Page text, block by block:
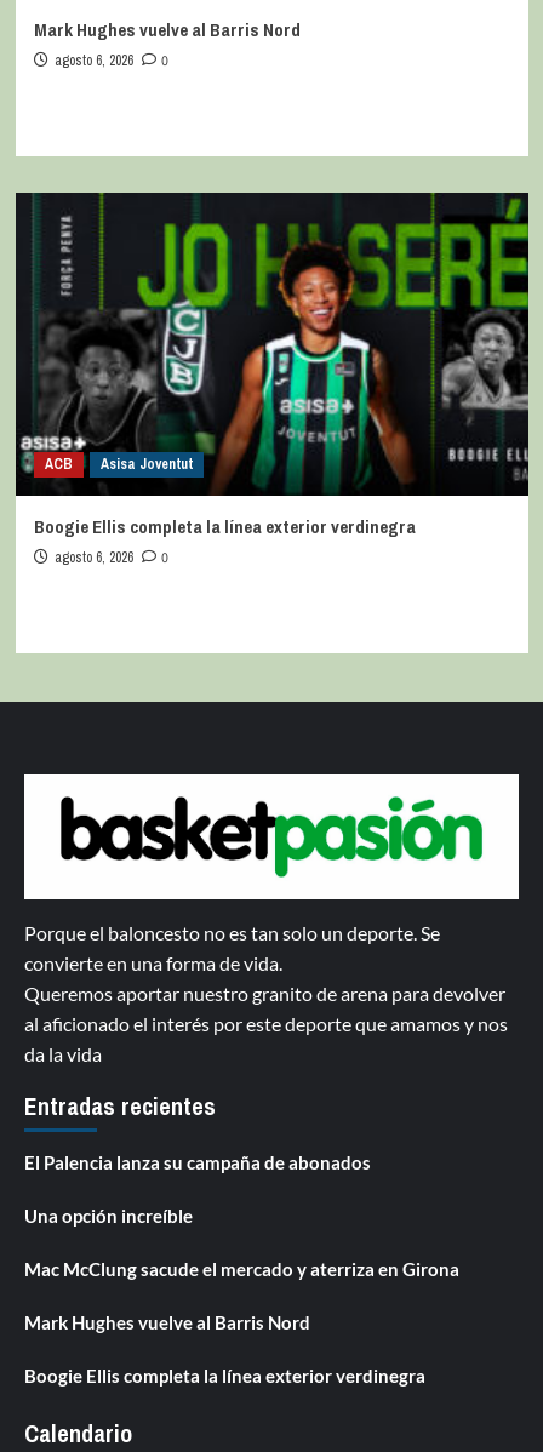
Mark Hughes vuelve al Barris Nord
agosto 6, 2026 0
ACB Asisa Joventut
Boogie Ellis completa la línea exterior verdinegra
agosto 6, 2026 0
Porque el baloncesto no es tan solo un deporte. Se
convierte en una forma de vida.
Queremos aportar nuestro granito de arena para devolver
al aficionado el interés por este deporte que amamos y nos
da la vida
Entradas recientes
El Palencia lanza su campaña de abonados
Una opción increíble
Mac McClung sacude el mercado y aterriza en Girona
Mark Hughes vuelve al Barris Nord
Boogie Ellis completa la línea exterior verdinegra
Calendario